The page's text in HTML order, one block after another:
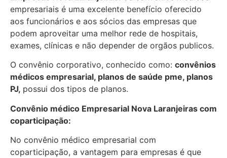
empresariais é uma excelente benefício oferecido
aos funcionários e aos sócios das empresas que
podem aproveitar uma melhor rede de hospitais,
exames, clínicas e não depender de orgãos publicos.
O convênio corporativo, conhecido como: convênios
médicos empresarial, planos de saúde pme, planos
PJ, possui dos tipos de planos.
Convênio médico Empresarial Nova Laranjeiras com
coparticipação:
No convênio médico empresarial com
coparticipação, a vantagem para empresas é que